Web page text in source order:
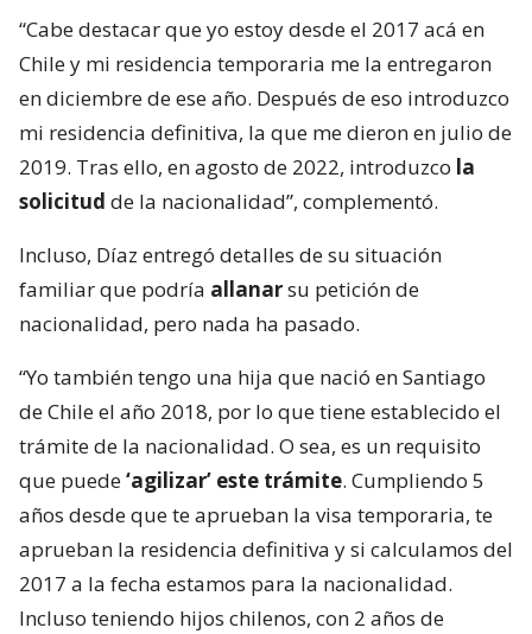
“Cabe destacar que yo estoy desde el 2017 acá en
Chile y mi residencia temporaria me la entregaron
en diciembre de ese año. Después de eso introduzco
mi residencia definitiva, la que me dieron en julio de
2019. Tras ello, en agosto de 2022, introduzco la
solicitud de la nacionalidad”, complementó.
Incluso, Díaz entregó detalles de su situación
familiar que podría allanarsu petición de
nacionalidad, pero nada ha pasado.
“Yo también tengo una hija que nació en Santiago
de Chile el año 2018, por lo que tiene establecido el
trámite de la nacionalidad. O sea, es un requisito
que puede‘agilizar’ este trámite. Cumpliendo 5
años desde que te aprueban la visa temporaria, te
aprueban la residencia definitiva y si calculamos del
2017 a la fecha estamos para la nacionalidad.
Incluso teniendo hijos chilenos, con 2 años de